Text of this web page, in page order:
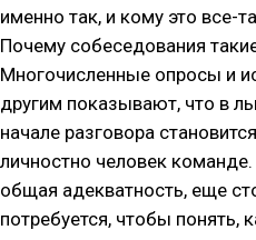
именно так, и кому это все-
Почему собеседования
Многочисленные опросы и
другим показывают, что в
начале разговора
личностно человек
общая адекватность, еще
потребуется, чтобы понять,